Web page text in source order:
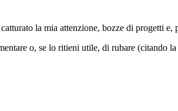
la mia attenzione, bozze di progetti
o, se lo ritieni utile, di rubare (citando